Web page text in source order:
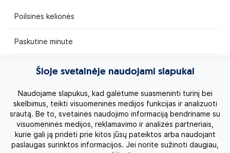
Poilsinės kelionės
Paskutinė minutė
Egzotinės kelionės
Kruizai
Kelionės po Lietuvą
Apie mus
Šioje svetainėje naudojami slapukai
Naudojame slapukus, kad galėtume suasmeninti turinį bei
skelbimus, teikti visuomeninės medijos funkcijas ir analizuoti
srautą. Be to, svetainės naudojimo informaciją bendriname su
visuomeninės medijos, reklamavimo ir analizės partneriais,
kurie gali ją pridėti prie kitos jūsų pateiktos arba naudojant
paslaugas surinktos informacijos. Jei norite sužinoti daugiau,